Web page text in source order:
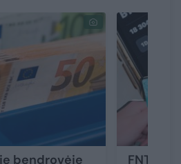
bendrovėje
FNTT